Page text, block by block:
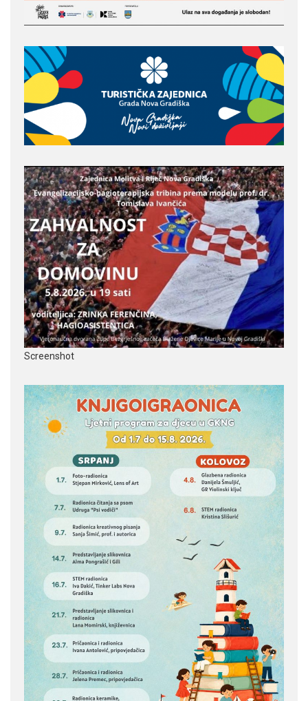
Screenshot